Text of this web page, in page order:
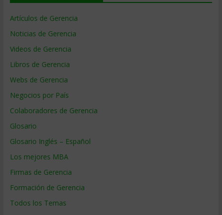
Artículos de Gerencia
Noticias de Gerencia
Videos de Gerencia
Libros de Gerencia
Webs de Gerencia
Negocios por País
Colaboradores de Gerencia
Glosario
Glosario Inglés – Español
Los mejores MBA
Firmas de Gerencia
Formación de Gerencia
Todos los Temas